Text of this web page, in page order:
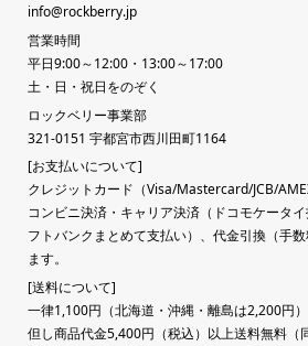
info@rockberry.jp
営業時間
平日9:00～12:00・13:00～17:00
土・日・祝日をのぞく
ロックベリー事業部
321-0151 宇都宮市西川田町1164
[お支払いについて]
クレジットカード（Visa/Mastercard/JCB/
コンビニ決済・キャリア決済（ドコモケータ
フトバンクまとめて支払い）、代金引換（手
ます。
[送料について]
一律1,100円（北海道・沖縄・離島は2,200円）
但し商品代金5,400円（税込）以上送料無料（